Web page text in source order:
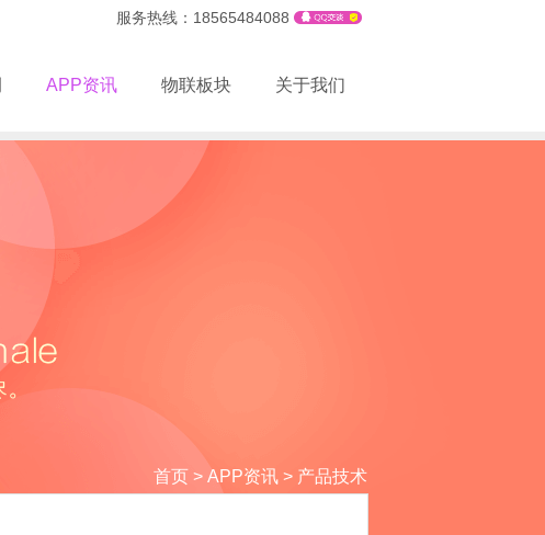
服务热线：18565484088
APP资讯 物联板块 关于我们
首页 > APP资讯 > 产品技术